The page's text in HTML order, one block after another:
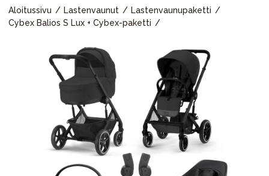
Aloitussivu Lastenvaunut
Lastenvaunupaketti
Cybex Balios S Lux + Cybex-paketti
Lasten turvaistuimet
Lapsi & vauva
Lelut ja pelit
Äiti & Isä
Huonekalut & vuodevaatteet
Tarvikkeet
Varaosat